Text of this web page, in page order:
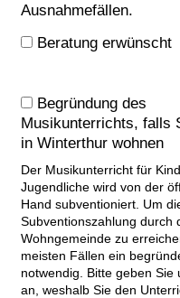
Ausnahmefällen.
Beratung erwünscht
Begründung des
Musikunterrichts, falls
in Winterthur wohnen
Der Musikunterricht für
Jugendliche wird von der
Hand subventioniert. Um
Subventionszahlung durch
Wohngemeinde zu
meisten Fällen ein
notwendig. Bitte geben Sie
an, weshalb Sie den